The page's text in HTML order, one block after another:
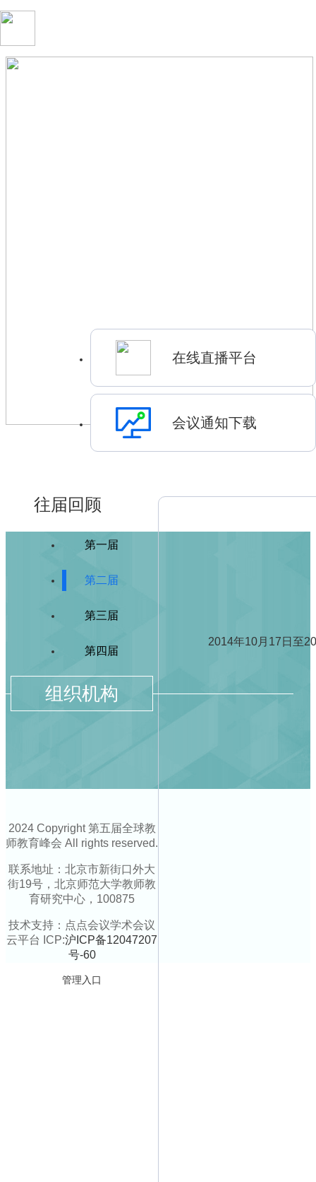
在线直播平台
会议通知下载
往届回顾
第一届
第二届
第三届
第四届
2014年10月17日至20
组织机构
2024 Copyright 第五届全球教
师教育峰会 All rights reserved.
联系地址：北京市新街口外大
街19号，北京师范大学教师教
育研究中心，100875
技术支持：点点会议学术会议
云平台 ICP:沪ICP备12047207
号-60
管理入口